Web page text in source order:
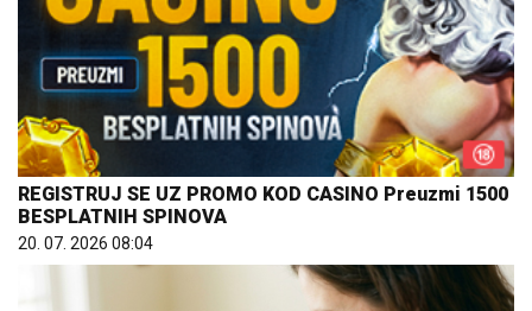
REGISTRUJ SE UZ PROMO KOD CASINO Preuzmi 1500
BESPLATNIH SPINOVA
20. 07. 2026 08:04